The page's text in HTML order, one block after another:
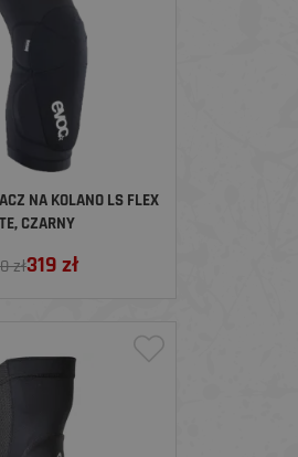
NA KOLANO LS FLEX
CZARNY
zł319zł